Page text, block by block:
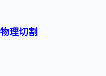
理切割